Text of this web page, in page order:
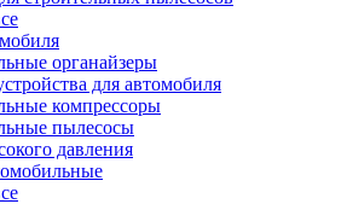
органайзеры
для автомобиля
компрессоры
пылесосы
давления